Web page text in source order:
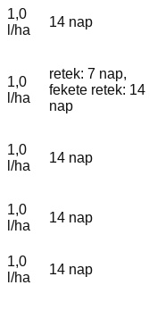
1,0
l/ha
14 nap
1,0
l/ha
retek: 7 nap,
fekete retek: 14
nap
1,0
l/ha
14 nap
1,0
l/ha
14 nap
1,0
l/ha
14 nap